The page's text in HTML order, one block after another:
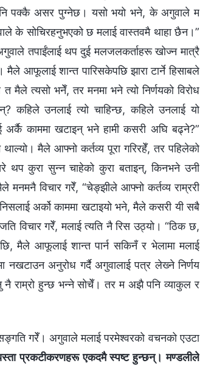
पनि पक्‍कै असर पुग्नेछ। यसो भयो भने, के अगुवाले म
के सोचिरहनुभएको छ मलाई वास्तवमै थाहा छैन।”
तपाईंलाई थप दुई मलजलकर्ताहरू खोज्‍न मात्रै
आफूलाई शान्त पारिसकेपछि झारा टार्ने हिसाबले
मैले त्यसो भनेँ, तर मनमा भने त्यो निर्णयको विरोध
कहिले उनलाई त्यो चाहिन्छ, कहिले उनलाई यो
काममा खटाइन् भने हामी कसरी अघि बढ्ने?”
मैले आफ्‍नो कर्तव्य पूरा गरिरहेँ, तर पहिलेको
थप कुरा सुन्‍न चाहेको कुरा बताइन्, किनभने उनी
मनमनै विचार गरेँ, “चेङ्झीले आफ्‍नो कर्तव्य राम्ररी
अर्को काममा खटाइयो भने, मैले कसरी यी सबै
विचार गरेँ, मलाई त्यति नै रिस उठ्यो। “ठिक छ,
मैले आफूलाई शान्त पार्न सकिनँ र भेलामा मलाई
नखटाउन अनुरोध गर्दै अगुवालाई पत्र लेख्‍ने निर्णय
राम्रो हुन्छ भन्‍ने सोचेँ। तर म अझै पनि व्याकुल र
गरेँ। अगुवाले मलाई परमेश्‍वरको वचनको एउटा
यस्ता प्रकटीकरणहरू एकदमै स्पष्ट हुन्छन्। मण्डलीले